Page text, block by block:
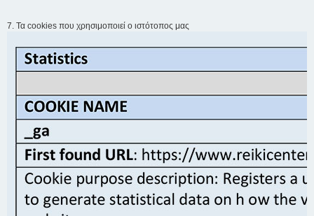
7. Τα cookies που χρησιμοποιεί ο ιστότοπος μας